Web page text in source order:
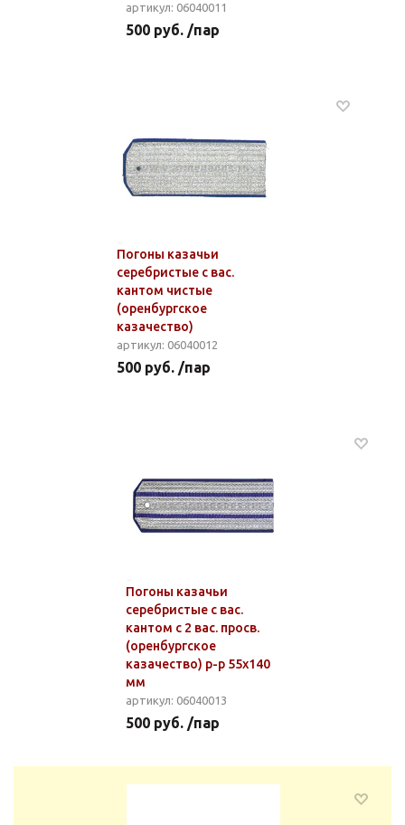
артикул: 06040011
500 руб. /пар
Погоны казачьи
серебристые с вас.
кантом чистые
(оренбургское
казачество)
артикул: 06040012
500 руб. /пар
Погоны казачьи
серебристые с вас.
кантом с 2 вас. просв.
(оренбургское
казачество) р-р 55х140
мм
артикул: 06040013
500 руб. /пар